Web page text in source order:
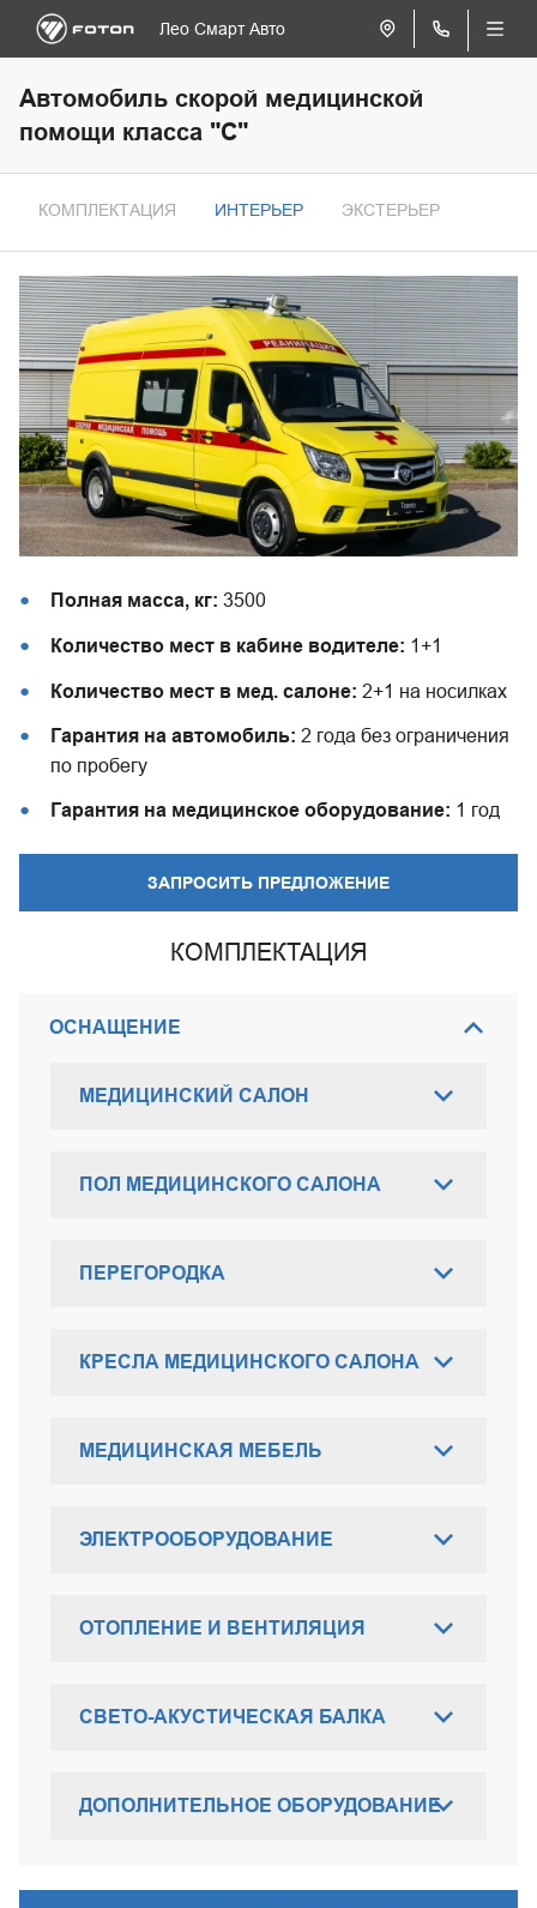
Лео Смарт Авто
Автомобиль скорой медицинской
помощи класса "С"
КОМПЛЕКТАЦИЯ ИНТЕРЬЕР ЭКСТЕРЬЕР
Полная масса, кг: 3500
Количество мест в кабине водителе: 1+1
Количество мест в мед. салоне:2+1 на носилках
Гарантия на автомобиль: 2 года без ограничения
по пробегу
Гарантия на медицинское оборудование: 1 год
ЗАПРОСИТЬ ПРЕДЛОЖЕНИЕ
КОМПЛЕКТАЦИЯ
ОСНАЩЕНИЕ
МЕДИЦИНСКИЙ САЛОН
ПОЛ МЕДИЦИНСКОГО САЛОНА
ПЕРЕГОРОДКА
КРЕСЛА МЕДИЦИНСКОГО САЛОНА
МЕДИЦИНСКАЯ МЕБЕЛЬ
ЭЛЕКТРООБОРУДОВАНИЕ
ОТОПЛЕНИЕ И ВЕНТИЛЯЦИЯ
СВЕТО-АКУСТИЧЕСКАЯ БАЛКА
ДОПОЛНИТЕЛЬНОЕ ОБОРУДОВАНИЕ